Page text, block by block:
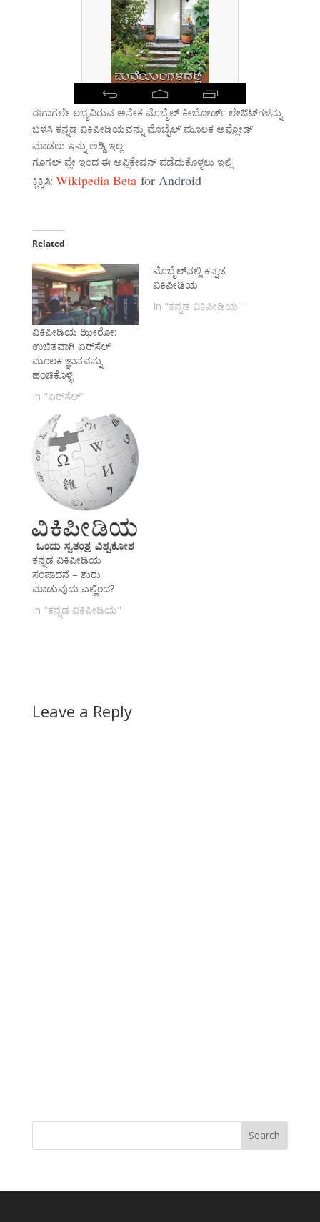
ಈಗಾಗಲೇ ಲಭ್ಯವಿರುವ ಅನೇಕ ಮೊಬೈಲ್ ಕೀಬೋರ್ಡ್ ಲೇಔಟ್‌ಗಳನ್ನು
ಬಳಸಿ ಕನ್ನಡ ವಿಕಿಪೀಡಿಯವನ್ನು ಮೊಬೈಲ್ ಮೂಲಕ ಅಪ್ಲೋಡ್
ಮಾಡಲು ಇನ್ನು ಅಡ್ಡಿ ಇಲ್ಲ.
ಗೂಗಲ್ ಪ್ಲೇ ಇಂದ ಈ ಅಪ್ಲಿಕೇಷನ್ ಪಡೆದುಕೊಳ್ಳಲು ಇಲ್ಲಿ
ಕ್ಲಿಕ್ಕಿಸಿ: Wikipedia Betafor Android
Related
ವಿಕಿಪೀಡಿಯ ಝೀರೋ:
ಉಚಿತವಾಗಿ ಏರ್‌ಸೆಲ್
ಮೂಲಕ ಜ್ಞಾನವನ್ನು
ಹಂಚಿಕೊಳ್ಳಿ
In "ಏರ್‌ಸೆಲ್"
ಮೊಬೈಲ್‌ನಲ್ಲಿ ಕನ್ನಡ
ವಿಕಿಪೀಡಿಯ
In "ಕನ್ನಡ ವಿಕಿಪೀಡಿಯ"
ಕನ್ನಡ ವಿಕಿಪೀಡಿಯ
ಸಂಪಾದನೆ – ಶುರು
ಮಾಡುವುದು ಎಲ್ಲಿಂದ?
In "ಕನ್ನಡ ವಿಕಿಪೀಡಿಯ"
Leave a Reply